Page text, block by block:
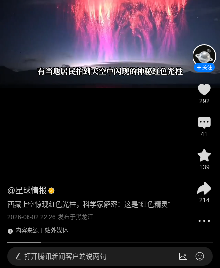
@星球情报
西藏上空惊现红色光柱，科学家解密：这是“红色精灵”
2026-06-02 22:26 发布于黑龙江
内容来源于站外媒体
关注
292
41
139
214
打开腾讯新闻客户端说两句